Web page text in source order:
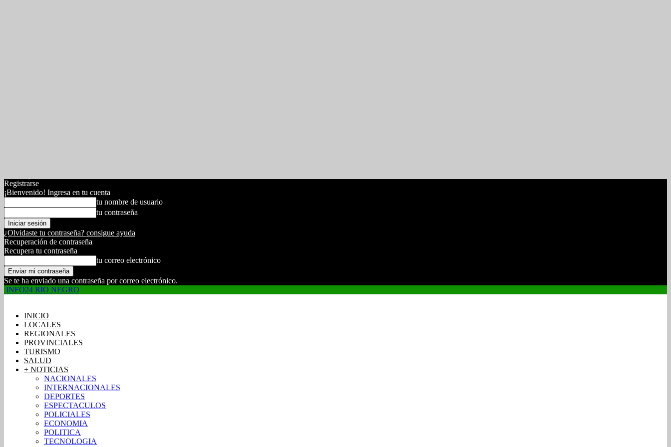
Registrarse
¡Bienvenido! Ingresa en tu cuenta
tu nombre de usuario
tu contraseña
¿Olvidaste tu contraseña? consigue ayuda
Recuperación de contraseña
Recupera tu contraseña
tu correo electrónico
Se te ha enviado una contraseña por correo electrónico.
INFO24 RIO NEGRO
INICIO
LOCALES
REGIONALES
PROVINCIALES
TURISMO
SALUD
+ NOTICIAS
NACIONALES
INTERNACIONALES
DEPORTES
ESPECTACULOS
POLICIALES
ECONOMIA
POLITICA
TECNOLOGIA